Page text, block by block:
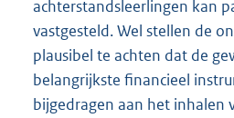
achterstandsleerlingen kan
vastgesteld. Wel stellen de
plausibel te achten dat de
belangrijkste financieel
bijgedragen aan het inhalen